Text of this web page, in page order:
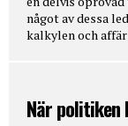
något av dessa
kalkylen och
När politiken